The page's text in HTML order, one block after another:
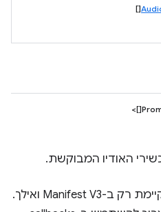
[]
[]>
האודיו המבוקשת.
התמיכה ב-Promises קיימת רק ב-Manifest V3 ואילך.